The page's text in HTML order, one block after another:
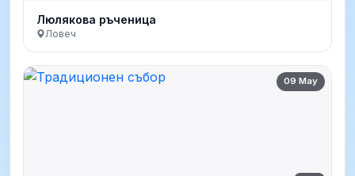
Люлякова ръченица
Ловеч
09 May